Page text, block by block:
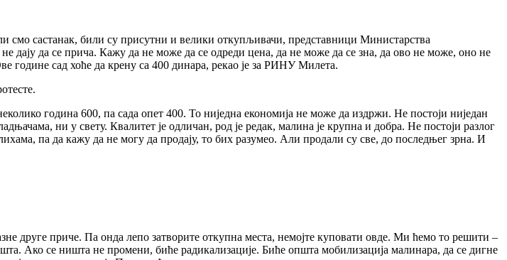
смо састанак, били су присутни и велики откупљивачи, представници Министарства
да се прича. Кажу да не може да се одреди цена, да не може да се зна, да ово не може, оно не
године сад хоће да крену са 400 динара, рекао је за РИНУ Милета.
година 600, па сада опет 400. То ниједна економија не може да издржи. Не постоји ниједан
ни у свету. Квалитет је одличан, род је редак, малина је крупна и добра. Не постоји разлог
па да кажу да не могу да продају, то бих разумео. Али продали су све, до последњег зрна. И
друге приче. Па онда лепо затворите откупна места, немојте куповати овде. Ми ћемо то решити –
Ако се ништа не промени, биће радикализације. Биће општа мобилизација малинара, да се дигне